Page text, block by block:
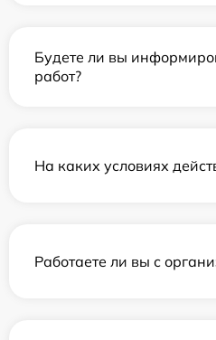
Будете ли вы
работ?
На каких условиях
Работаете ли вы с